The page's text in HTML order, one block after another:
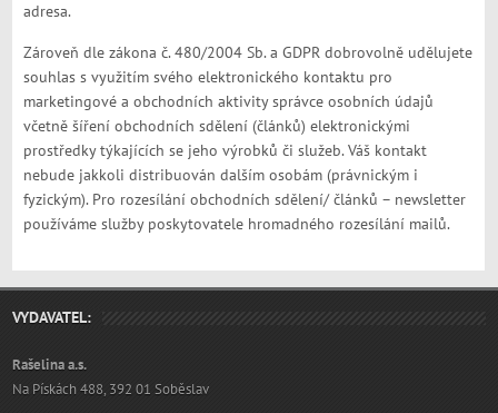
adresa.
Zároveň dle zákona č. 480/2004 Sb. a GDPR dobrovolně udělujete
souhlas s využitím svého elektronického kontaktu pro
marketingové a obchodních aktivity správce osobních údajů
včetně šíření obchodních sdělení (článků) elektronickými
prostředky týkajících se jeho výrobků či služeb. Váš kontakt
nebude jakkoli distribuován dalším osobám (právnickým i
fyzickým). Pro rozesílání obchodních sdělení/ článků – newsletter
používáme služby poskytovatele hromadného rozesílání mailů.
VYDAVATEL:
Rašelina a.s.
Na Pískách 488, 392 01 Soběslav